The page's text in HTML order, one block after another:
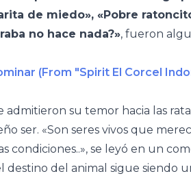
de miedo», «Pobre
no hace nada?», fueron
(From "Spirit El Corcel
admitieron su temor hacia las
ser. «Son seres vivos que
condiciones..», se leyó en un
destino del animal sigue siendo